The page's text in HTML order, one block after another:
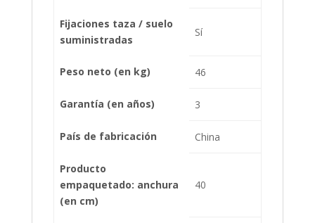
Fijaciones taza / suelo
suministradas
Sí
Peso neto (en kg) 46
Garantía (en años) 3
País de fabricación China
Producto
empaquetado: anchura
(en cm)
40